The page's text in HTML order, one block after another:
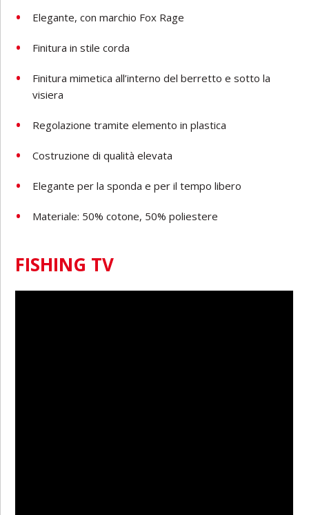
Elegante, con marchio Fox Rage
Finitura in stile corda
Finitura mimetica all’interno del berretto e sotto la
visiera
Regolazione tramite elemento in plastica
Costruzione di qualità elevata
Elegante per la sponda e per il tempo libero
Materiale: 50% cotone, 50% poliestere
FISHING TV